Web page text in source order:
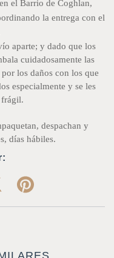
el Barrio de Coghlan,
la entrega con el
aparte; y dado que los
cuidadosamente las
los daños con los que
especialmente y se les
frágil.
despachan y
días hábiles.